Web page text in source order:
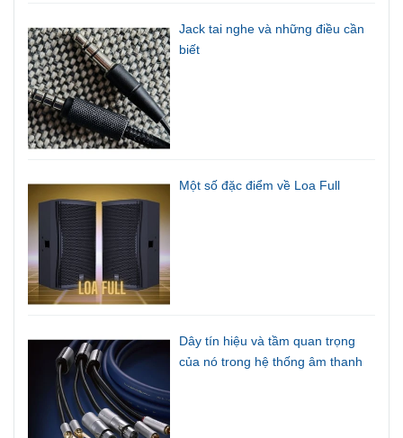
Jack tai nghe và những điều cần
biết
Một số đặc điểm về Loa Full
Dây tín hiệu và tầm quan trọng
của nó trong hệ thống âm thanh